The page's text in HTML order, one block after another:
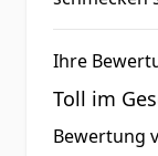
nicht
Kühl
Ihre
Toll im
Bewertung